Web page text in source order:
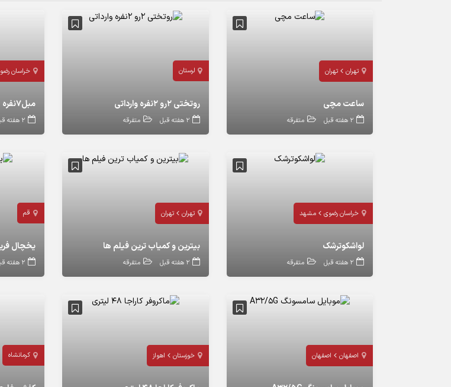
تهران تهران
ساعت مچی
2 هفته قبل متفرقه
لرستان
روتختی ۲رو ۲نفره وارداتی
2 هفته قبل متفرقه
خراسان
مبل۷نفره
2 هفته قبل
خراسان رضوی مشهد
لواشکوترشک
2 هفته قبل متفرقه
تهران تهران
بیترین و کمیاب ترین فیلم ها
2 هفته قبل متفرقه
قم
یخچال
2 هفته قبل
اصفهان اصفهان خوزستان اهواز کرمانشاه